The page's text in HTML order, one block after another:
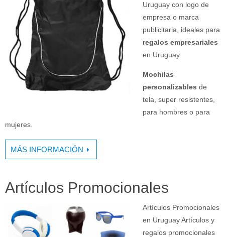
Uruguay con logo de
empresa o marca
publicitaria, ideales para
regalos empresariales
en Uruguay.
Mochilas
personalizables de
tela, super resistentes,
para hombres o para
mujeres.
MÁS INFORMACIÓN
Artículos Promocionales
Artículos Promocionales
en Uruguay Artículos y
regalos promocionales